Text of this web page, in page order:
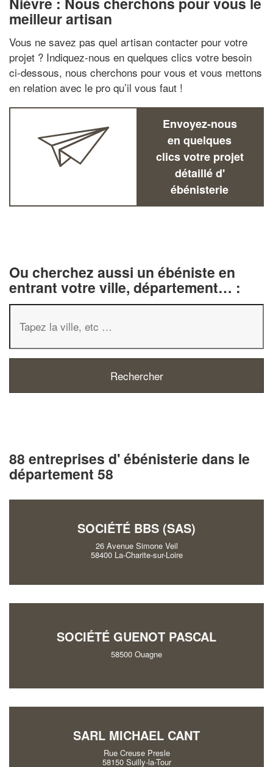
meilleur artisan
Vous ne savez pas quel artisan contacter pour votre
projet ? Indiquez-nous en quelques clics votre besoin
ci-dessous, nous cherchons pour vous et vous mettons
en relation avec le pro qu’il vous faut !
Envoyez-nous
en quelques
clics votre projet
détaillé d'
ébénisterie
Ou cherchez aussi un ébéniste en
entrant votre ville, département… :
88 entreprises d' ébénisterie dans le
département 58
SOCIÉTÉ BBS (SAS)
26 Avenue Simone Veil
58400 La-Charite-sur-Loire
SOCIÉTÉ GUENOT PASCAL
58500 Ouagne
SARL MICHAEL CANT
Rue Creuse Presle
58150 Suilly-la-Tour